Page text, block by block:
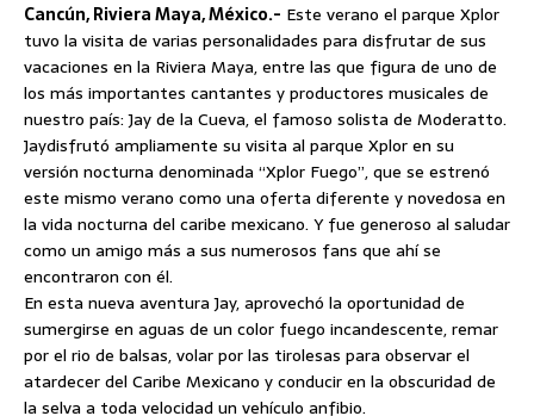
Cancún, Riviera Maya, México.- Este verano el parque Xplor
tuvo la visita de varias personalidades para disfrutar de sus
vacaciones en la Riviera Maya, entre las que figura de uno de
los más importantes cantantes y productores musicales de
nuestro país: Jay de la Cueva, el famoso solista de Moderatto.
Jaydisfrutó ampliamente su visita al parque Xplor en su
versión nocturna denominada “Xplor Fuego”, que se estrenó
este mismo verano como una oferta diferente y novedosa en
la vida nocturna del caribe mexicano. Y fue generoso al saludar
como un amigo más a sus numerosos fans que ahí se
encontraron con él.
En esta nueva aventura Jay, aprovechó la oportunidad de
sumergirse en aguas de un color fuego incandescente, remar
por el rio de balsas, volar por las tirolesas para observar el
atardecer del Caribe Mexicano y conducir en la obscuridad de
la selva a toda velocidad un vehículo anfibio.